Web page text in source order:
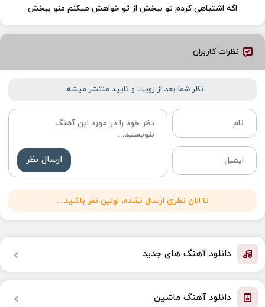
اگه اشتباهی کردم تو ببخش از تو خواهش میکنم منو ببخش
نظرات کاربران
نظر شما بعد از رویت و تایید منتشر میشه...
ارسال نظر
تا الان نظری ارسال نشده، اولین نفر باشید...
دانلود آهنگ های جدید
دانلود آهنگ ماشین